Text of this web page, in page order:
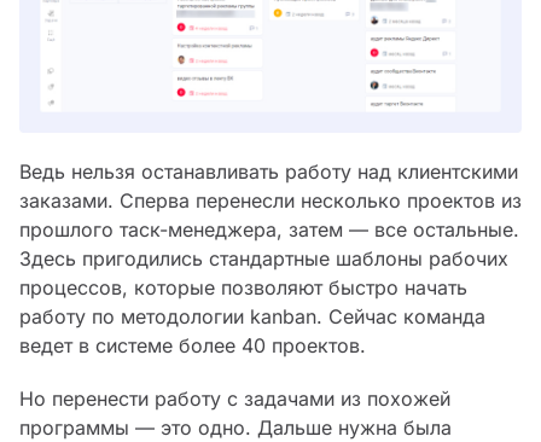
Ведь нельзя останавливать работу над клиентскими
заказами. Сперва перенесли несколько проектов из
прошлого таск-менеджера, затем — все остальные.
Здесь пригодились стандартные шаблоны рабочих
процессов, которые позволяют быстро начать
работу по методологии kanban. Сейчас команда
ведет в системе более 40 проектов.
Но перенести работу с задачами из похожей
программы — это одно. Дальше нужна была